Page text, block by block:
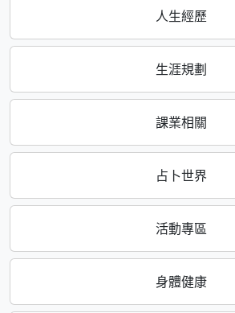
人生經歷
生涯規劃
課業相關
占卜世界
活動專區
身體健康